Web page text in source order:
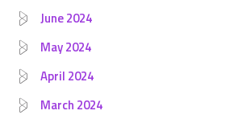
June 2024
May 2024
April 2024
March 2024